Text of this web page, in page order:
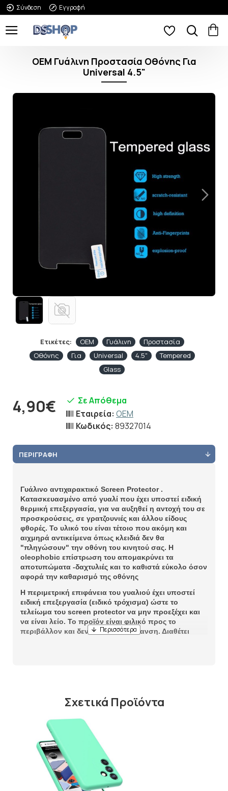
Σύνδεση Εγγραφή
OEM Γυάλινη Προστασία Οθόνης Για
Universal 4.5"
Ετικέτες: OEM Γυάλινη
Προστασία
Οθόνης
Για Universal 4.5"
Tempered
Glass
4,90€
Σε Απόθεμα
Εταιρεία: OEM
Κωδικός: 89327014
ΠΕΡΙΓΡΑΦΉ
Γυάλινο αντιχαρακτικό Screen Protector .
Κατασκευασμένο από γυαλί που έχει υποστεί ειδική
θερμική επεξεργασία, για να αυξηθεί η αντοχή του σε
προσκρούσεις, σε γρατζουνιές και άλλου είδους
φθορές. Το υλικό του είναι τέτοιο που ακόμη και
αιχμηρά αντικείμενα όπως κλειδιά δεν θα
"πληγώσουν" την οθόνη του κινητού σας. Η
oleophobic επίστρωση του απομακρύνει τα
αποτυπώματα -δαχτυλιές και το καθιστά εύκολο όσον
αφορά την καθαρισμό της οθόνης
Η περιμετρική επιφάνεια του γυαλιού έχει υποστεί
ειδική επεξεργασία (ειδικό τρόχισμα) ώστε το
τελείωμα του screen protector να μην προεξέχει και
να είναι λείο. Το προϊόν είναι φιλικό προς το
περιβάλλον και δεν προκαλεί ρύπανση. Διαθέτει
Σχετικά Προϊόντα